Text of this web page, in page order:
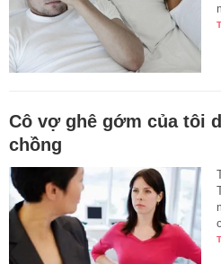
Cô vợ ghê gớm của tôi
chồng